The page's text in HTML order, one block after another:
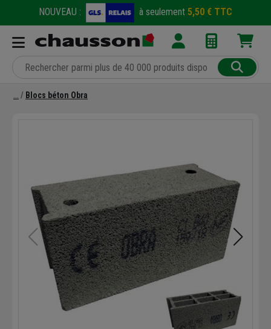
NOUVEAU : à seulement 5,50 € TTC
Blocs béton Obra